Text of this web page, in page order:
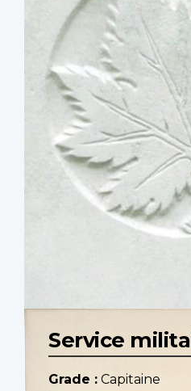
Service
Grade : Capitaine